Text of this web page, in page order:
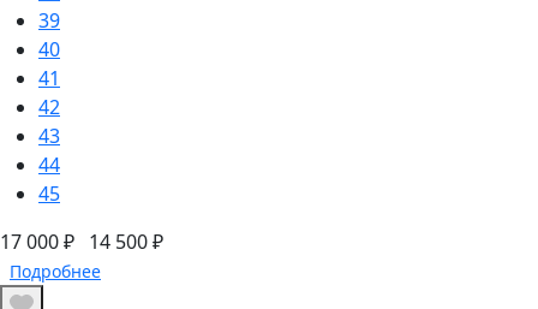
39
40
41
42
43
44
45
17 000 ₽ 14 500 ₽
Подробнее